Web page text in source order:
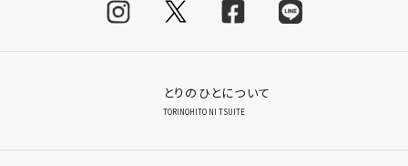
とりのひとについて
TORINOHITO NI TSUITE